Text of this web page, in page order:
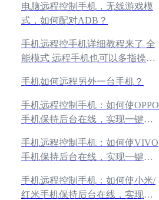
电脑远程控制手机，无线游戏模
式，如何配对ADB？
手机远程控手机详细教程来了 全
能模式 远程手机也可以多指操作
手机如何远程另外一台手机？
手机远程控制手机：如何使OPPO
手机保持后台在线，实现一键连
手机远程控制手机：如何使VIVO
手机保持后台在线，实现一键连
手机远程控制手机：如何使小米/
红米手机保持后台在线，实现一